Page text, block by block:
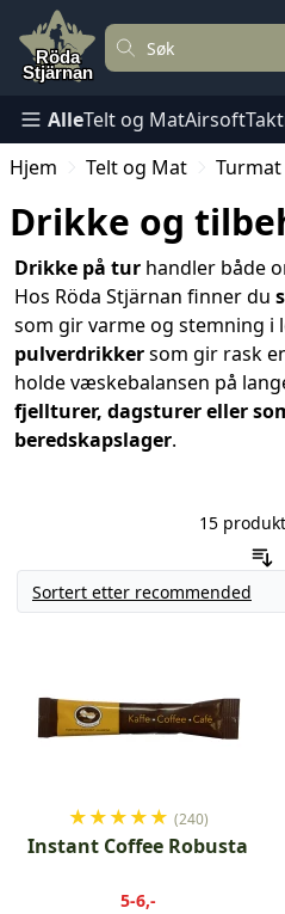
AlleTelt og MatAirsoft
Hjem
Telt og Mat Turmat
Drikke og
Drikke på tur handler både
Hos Röda Stjärnan finner du
som gir varme og stemning i
pulverdrikkersom gir rask
holde væskebalansen på
fjellturer, dagsturer eller
beredskapslager.
15
★★★★★ (240)
Instant Coffee Robusta
5-6,-